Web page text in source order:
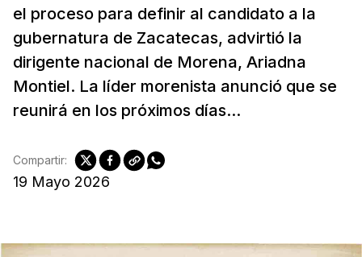
el proceso para definir al candidato a la
gubernatura de Zacatecas, advirtió la
dirigente nacional de Morena, Ariadna
Montiel. La líder morenista anunció que se
reunirá en los próximos días...
19 Mayo 2026
Compartir: